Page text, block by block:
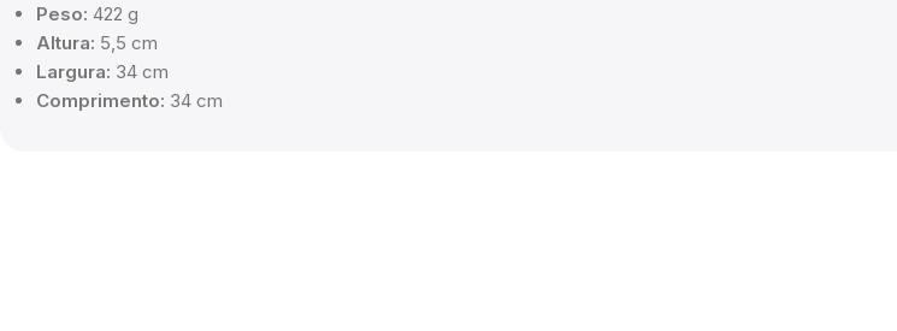
Peso: 422 g
Altura: 5,5 cm
Largura: 34 cm
Comprimento: 34 cm